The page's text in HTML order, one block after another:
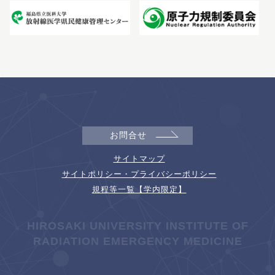
お問合せ
サイトマップ
サイトポリシー・プライバシーポリシー
規程等一覧【学内限定】
HIROSAKI UNIVERSITY INSTITUTE OF
RADIATION EMERGENCY MEDICINE